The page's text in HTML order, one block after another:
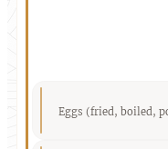
Eggs (fried, boiled,